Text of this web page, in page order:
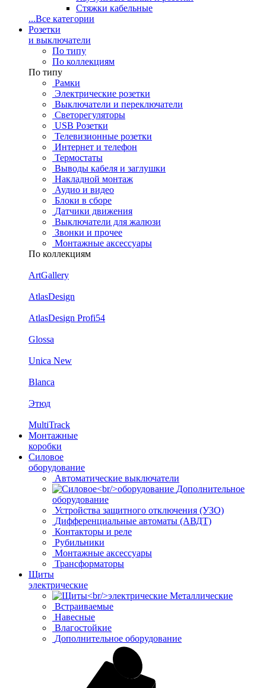
Стяжки кабельные
...Все категории
Розетки
и выключатели
По типу
По коллекциям
По типу
Рамки
Электрические розетки
Выключатели и переключатели
Светорегуляторы
USB Розетки
Телевизионные розетки
Интернет и телефон
Термостаты
Выводы кабеля и заглушки
Накладной монтаж
Аудио и видео
Блоки в сборе
Датчики движения
Выключатели для жалюзи
Звонки и прочее
Монтажные аксессуары
По коллекциям
ArtGallery
AtlasDesign
AtlasDesign Profi54
Glossa
Unica New
Blanca
Этюд
MultiTrack
Монтажные
коробки
Силовое
оборудование
Автоматические выключатели
Дополнительное
оборудование
Устройства защитного отключения (УЗО)
Дифференциальные автоматы (АВДТ)
Контакторы и реле
Рубильники
Монтажные аксессуары
Трансформаторы
Щиты
электрические
Металлические
Встраиваемые
Навесные
Влагостойкие
Дополнительное оборудование